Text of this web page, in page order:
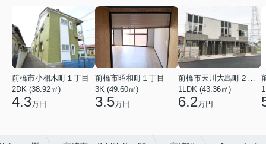
前橋市小相木町１丁目
2DK (38.92㎡)
4.3万円
前橋市昭和町１丁目
3K (49.60㎡)
3.5万円
前橋市天川大島町２丁目
1LDK (43.36㎡)
6.2万円